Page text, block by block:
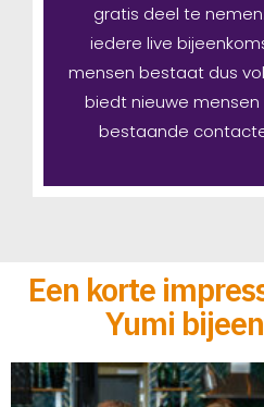
gratis deel te
iedere live
mensen bestaat dus
biedt nieuwe
bestaande
Een korte
Yumi